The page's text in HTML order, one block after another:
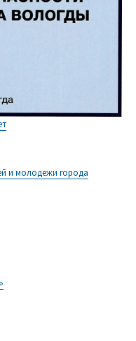
и молодежи города